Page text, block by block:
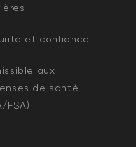
et confiance
aux
de santé
FSA)